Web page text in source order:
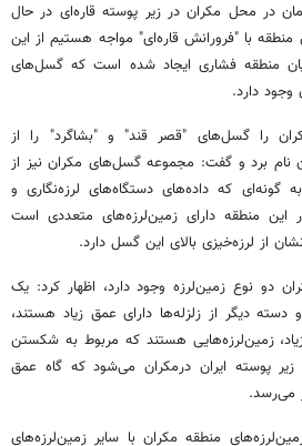
در محل مکران در زیر پوسته قاره‌ای در حال
با "فرورانش قاره‌ای" مواجه هستیم از این
منطقه فشاری ایجاد شده است که گسل‌های
وجود دارد.
را گسل‌های "قصر قند" و "بشاگرد" را از
نام برد و گفت: مجموعه گسل‌های مکران نیز از
که داده‌های دستگاه‌های لرزه‌نگاری و
این منطقه دارای زمین‌لرزه‌های متعددی است
از لرزه‌خیزی بالای این گسل دارد.
دو نوع زمین‌لرزه وجود دارد، اظهار کرد: یک
دیگر از زلزله‌ها دارای عمق زیاد هستند،
زمین‌لرزه‌هایی هستند که مربوط به شکستن
زیر پوسته ایران درمکران می‌شود که گاه عمق
منطقه مکران با سایر زمین‌لرزه‌های